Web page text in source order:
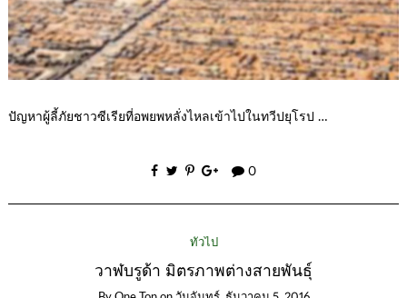
ปัญหาผู้ลี้ภัยชาวซีเรียที่อพยพหลั่งไหลเข้าไปในทวีปยุโรป …
0
ทั่วไป
วาฬบรูด้า มิตรภาพต่างสายพันธุ์